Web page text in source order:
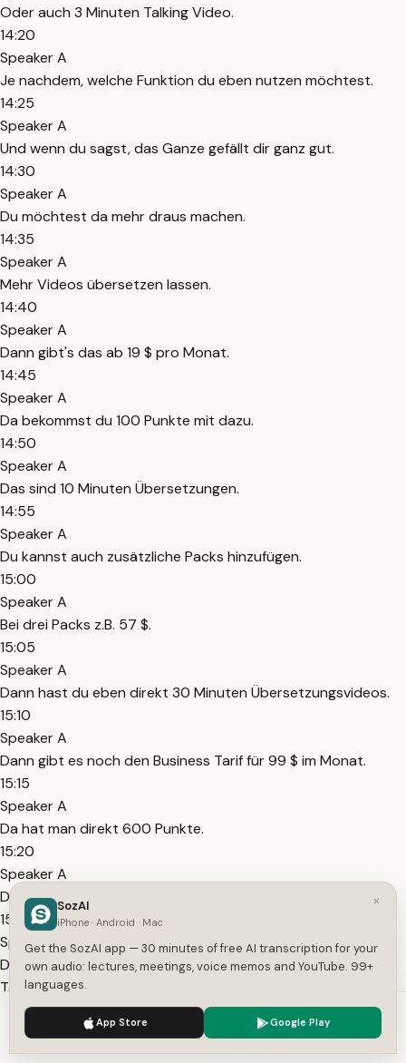
Oder auch 3 Minuten Talking Video.
14:20
Speaker A
Je nachdem, welche Funktion du eben nutzen möchtest.
14:25
Speaker A
Und wenn du sagst, das Ganze gefällt dir ganz gut.
14:30
Speaker A
Du möchtest da mehr draus machen.
14:35
Speaker A
Mehr Videos übersetzen lassen.
14:40
Speaker A
Dann gibt's das ab 19 $ pro Monat.
14:45
Speaker A
Da bekommst du 100 Punkte mit dazu.
14:50
Speaker A
Das sind 10 Minuten Übersetzungen.
14:55
Speaker A
Du kannst auch zusätzliche Packs hinzufügen.
15:00
Speaker A
Bei drei Packs z.B. 57 $.
15:05
Speaker A
Dann hast du eben direkt 30 Minuten Übersetzungsvideos.
15:10
Speaker A
Dann gibt es noch den Business Tarif für 99 $ im Monat.
15:15
Speaker A
Da hat man direkt 600 Punkte.
15:20
Speaker A
Das sind 60 Minuten Laufzeit von z.B. übersetzten Videos.
15:25
Speaker A
Du siehst hier auch die Feature Vergleiche in den einzelnen
Tarifen.
15:30
Speaker A
Das kannst du dir gerne in Ruhe mal anschauen, wenn du
We use cookies to enhance your experience.
×
SozAI
iPhone · Android · Mac
Get the SozAI app — 30 minutes of free AI transcription for your
own audio: lectures, meetings, voice memos and YouTube. 99+
languages.
App Store Google Play